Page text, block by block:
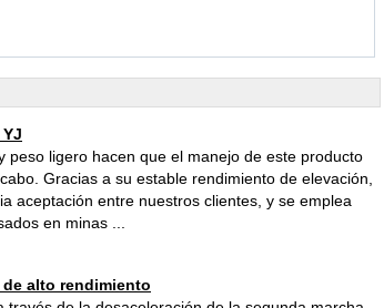
peso ligero hacen que el manejo de este producto
Gracias a su estable rendimiento de elevación,
aceptación entre nuestros clientes, y se emplea
en minas ...
alto rendimiento